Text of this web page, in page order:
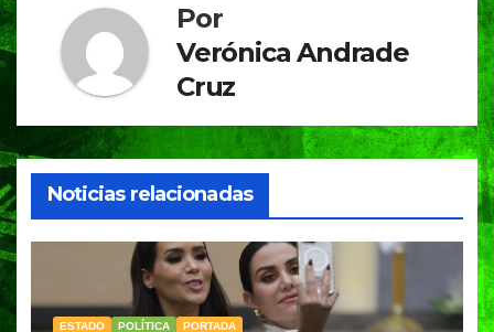
Por
Verónica Andrade
Cruz
Noticias relacionadas
ESTADO POLÍTICA PORTADA